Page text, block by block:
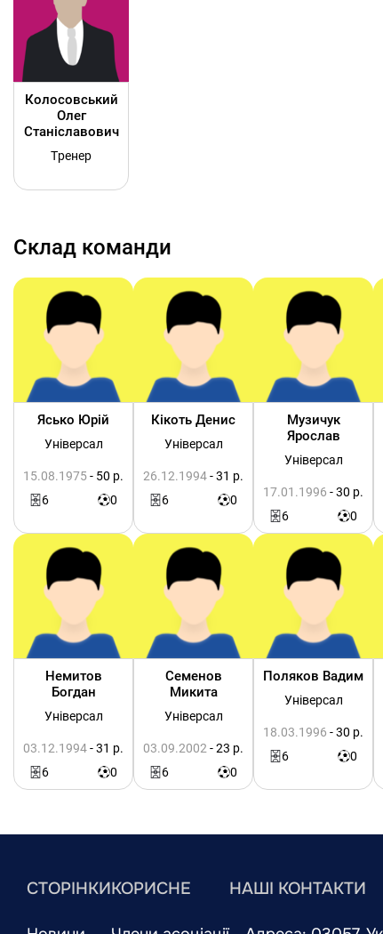
Колосовський
Олег
Станіславович
Тренер
Склад команди
Ясько Юрій
Універсал
15.08.1975- 50 р.
6
0
Кікоть Денис
Універсал
26.12.1994- 31 р.
6
0
Музичук
Ярослав
Універсал
17.01.1996 - 30 р.
6
0
Немитов
Богдан
Універсал
03.12.1994- 31 р.
6
0
Семенов
Микита
Універсал
03.09.2002 - 23 р.
6
0
Поляков Вадим
Універсал
18.03.1996 - 30 р.
6
0
СТОРІНКИКОРИСНЕ НАШІ КОНТАКТИ